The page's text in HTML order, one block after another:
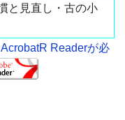
と見直し・古の小
Readerが必